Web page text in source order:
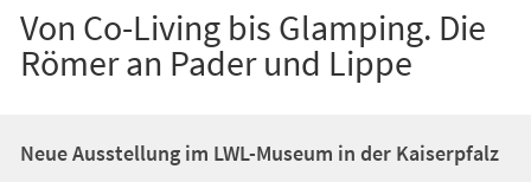
Von Co-Living bis Glamping. Die
Römer an Pader und Lippe
Neue Ausstellung im LWL-Museum in der Kaiserpfalz